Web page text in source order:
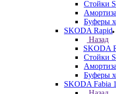
Стойки
Буферы
SKODA Rapid
Назад
SKODA
Стойки
Буферы
SKODA Fabia 1